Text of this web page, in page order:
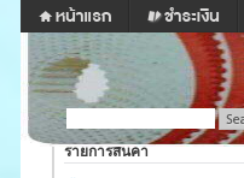
รายการสินค้า